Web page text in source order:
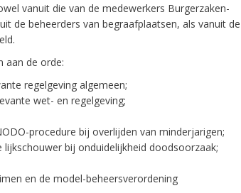
vanuit die van de medewerkers Burgerzaken-
de beheerders van begraafplaatsen, als vanuit de
aan de orde:
regelgeving algemeen;
wet- en regelgeving;
procedure bij overlijden van minderjarigen;
lijkschouwer bij onduidelijkheid doodsoorzaak;
en de model-beheersverordening